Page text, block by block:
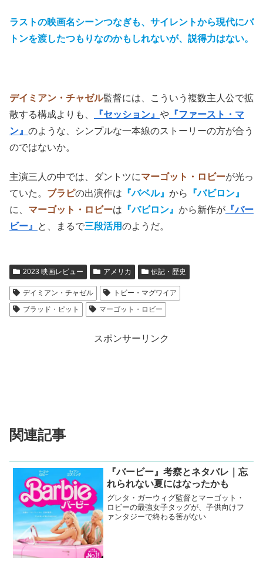
ラストの映画名シーンつなぎも、サイレントから現代にバ
トンを渡したつもりなのかもしれないが、説得力はない。
デイミアン・チャゼル監督には、こういう複数主人公で拡
散する構成よりも、
『セッション』 や 『ファースト・マ
ン』 のような、シンプルな一本線のストーリーの方が合う
のではないか。
主演三人の中では、ダントツにマーゴット・ロビーが光っ
ていた。 ブラピの出演作は 『バベル』 から
『バビロン』
に、 マーゴット・ロビーは 『バビロン』 から新作が 『バー
ビー』
と、まるで三段活用のようだ。
2023 映画レビュー アメリカ 伝記・歴史
デイミアン・チャゼル
トビー・マグワイア
ブラッド・ピット
マーゴット・ロビー
スポンサーリンク
関連記事
『バービー』考察とネタバレ｜忘
れられない夏にはなったかも
グレタ・ガーウィグ監督とマーゴット・
ロビーの最強女子タッグが、子供向けフ
ァンタジーで終わる筈がない